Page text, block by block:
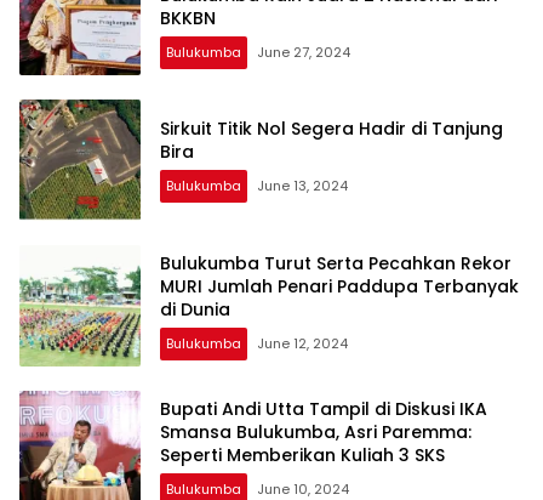
BKKBN
Bulukumba June 27, 2024
Sirkuit Titik Nol Segera Hadir di Tanjung
Bira
Bulukumba June 13, 2024
Bulukumba Turut Serta Pecahkan Rekor
MURI Jumlah Penari Paddupa Terbanyak
di Dunia
Bulukumba June 12, 2024
Bupati Andi Utta Tampil di Diskusi IKA
Smansa Bulukumba, Asri Paremma:
Seperti Memberikan Kuliah 3 SKS
Bulukumba June 10, 2024